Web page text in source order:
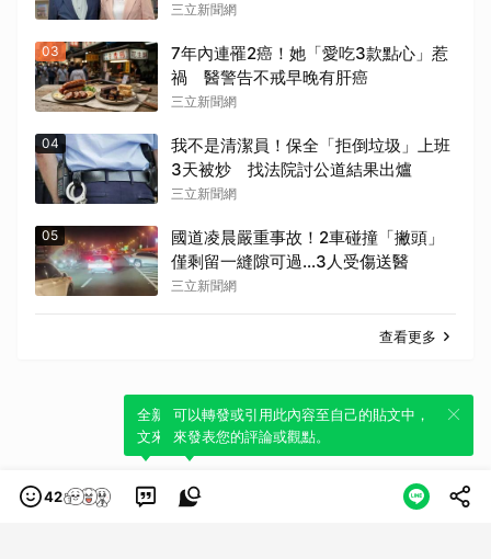
三立新聞網
03
7年內連罹2癌！她「愛吃3款點心」惹
禍 醫警告不戒早晚有肝癌
三立新聞網
04
我不是清潔員！保全「拒倒垃圾」上班
3天被炒 找法院討公道結果出爐
三立新聞網
05
國道凌晨嚴重事故！2車碰撞「撇頭」
僅剩留一縫隙可過…3人受傷送醫
三立新聞網
查看更多
42
全新體驗！一鍵引用此內容，透過發布貼
文來輕鬆表達個人立場。
可以轉發或引用此內容至自己的貼文中，
來發表您的評論或觀點。